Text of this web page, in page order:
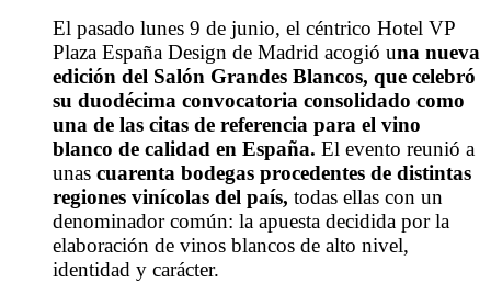
El pasado lunes 9 de junio, el céntrico Hotel VP
Plaza España Design de Madrid acogió una nueva
edición del Salón Grandes Blancos, que celebró
su duodécima convocatoria consolidado como
una de las citas de referencia para el vino
blanco de calidad en España. El evento reunió a
unas cuarenta bodegas procedentes de distintas
regiones vinícolas del país, todas ellas con un
denominador común: la apuesta decidida por la
elaboración de vinos blancos de alto nivel,
identidad y carácter.